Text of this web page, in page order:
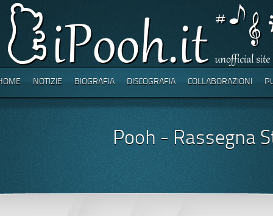
NOTIZIE BIOGRAFIA DISCOGRAFIA COLLABORAZIONI
Pooh - Rassegna